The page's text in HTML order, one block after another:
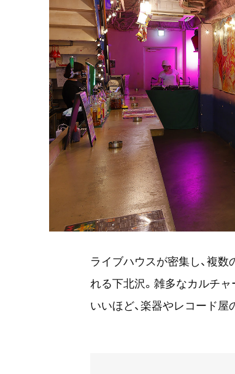
ライブハウスが密集し、複
れる下北沢。雑多なカルチ
いいほど、楽器やレコード屋